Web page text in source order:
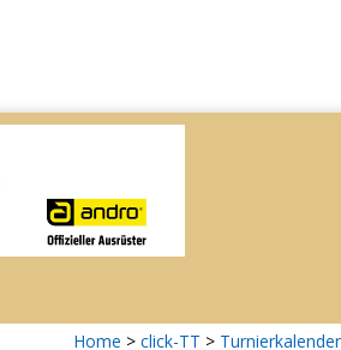
Home > click-TT > Turnierkalender